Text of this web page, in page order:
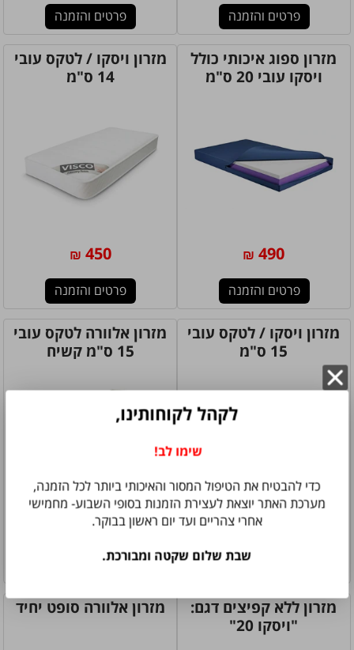
פרטים והזמנה פרטים והזמנה
מזרון ספוג איכותי כולל
ויסקו עובי 20 ס"מ
490
₪
פרטים והזמנה
מזרון ויסקו / לטקס עובי
14 ס"מ
450
₪
פרטים והזמנה
מזרון ויסקו / לטקס עובי
15 ס"מ
490
₪
פרטים והזמנה
מזרון אלוורה לטקס עובי
15 ס"מ קשיח
450
פרטים והזמנה
מזרון ללא קפיצים דגם:
"ויסקו 20"
מזרון אלוורה סופט יחיד
לקהל לקוחותינו,
שימו לב!
כדי להבטיח את הטיפול המסור והאיכותי ביותר לכל הזמנה,
מערכת האתר יוצאת לעצירת הזמנות בסופי השבוע- מחמישי
אחרי צהריים ועד יום ראשון בבוקר.
שבת שלום שקטה ומבורכת.